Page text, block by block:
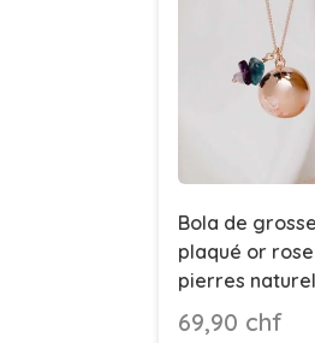
Bola de
plaqué or
pierres
fluorine, Aismée
69,90 chf